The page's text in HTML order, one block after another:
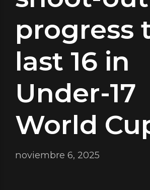
progress
last 16 in
Under-17
World
noviembre 6, 2025